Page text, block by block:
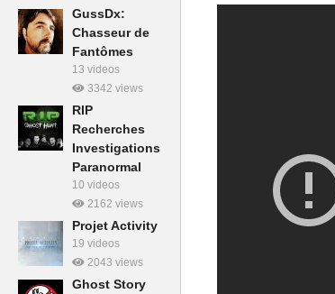
GussDx:
Chasseur de
Fantômes
13 videos
3342 views
RIP
Recherches
Investigations
Paranormal
10 videos
2162 views
Projet Activity
19 videos
2043 views
Ghost Story